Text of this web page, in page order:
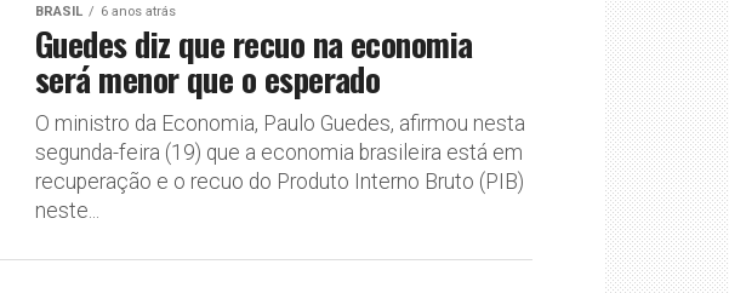
BRASIL 6 anos atrás
Guedes diz que recuo na economia
será menor que o esperado
O ministro da Economia, Paulo Guedes, afirmou nesta
segunda-feira (19) que a economia brasileira está em
recuperação e o recuo do Produto Interno Bruto (PIB)
neste...